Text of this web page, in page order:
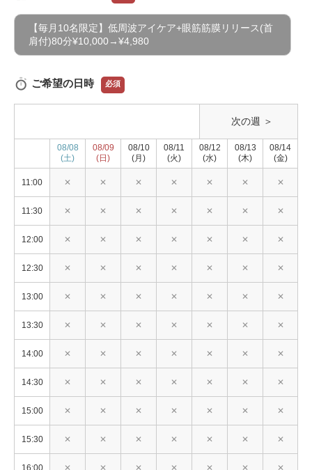
【毎月10名限定】低周波アイケア+眼筋筋膜リリース(首
肩付)80分¥10,000→¥4,980
ご希望の日時 必須
次の週 ＞
08/08
(土)
08/09
(日)
08/10
(月)
08/11
(火)
08/12
(水)
08/13
(木)
08/14
(金)
11:00 ✕ ✕ ✕ ✕ ✕ ✕ ✕
11:30 ✕ ✕ ✕ ✕ ✕ ✕ ✕
12:00 ✕ ✕ ✕ ✕ ✕ ✕ ✕
12:30 ✕ ✕ ✕ ✕ ✕ ✕ ✕
13:00 ✕ ✕ ✕ ✕ ✕ ✕ ✕
13:30 ✕ ✕ ✕ ✕ ✕ ✕ ✕
14:00 ✕ ✕ ✕ ✕ ✕ ✕ ✕
14:30 ✕ ✕ ✕ ✕ ✕ ✕ ✕
15:00 ✕ ✕ ✕ ✕ ✕ ✕ ✕
15:30 ✕ ✕ ✕ ✕ ✕ ✕ ✕
16:00 ✕ ✕ ✕ ✕ ✕ ✕ ✕